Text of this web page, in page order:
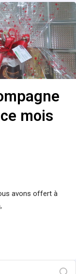
mois
avons offert à